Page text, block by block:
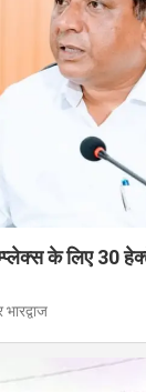
के लिए 30
भारद्वाज